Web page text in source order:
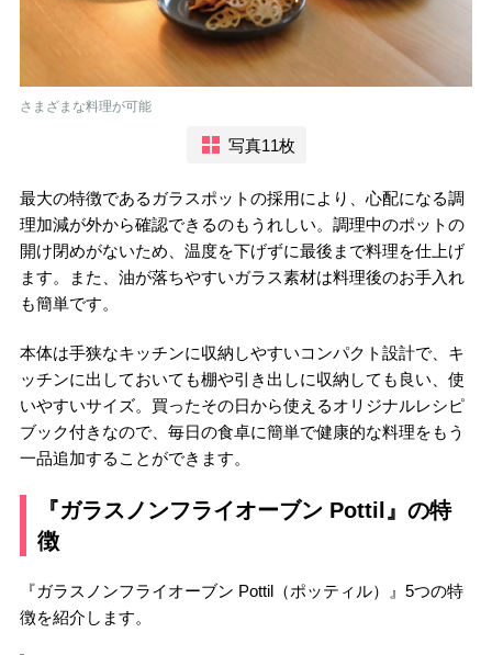
さまざまな料理が可能
写真11枚
最大の特徴であるガラスポットの採用により、心配になる調
理加減が外から確認できるのもうれしい。調理中のポットの
開け閉めがないため、温度を下げずに最後まで料理を仕上げ
ます。また、油が落ちやすいガラス素材は料理後のお手入れ
も簡単です。
本体は手狭なキッチンに収納しやすいコンパクト設計で、キ
ッチンに出しておいても棚や引き出しに収納しても良い、使
いやすいサイズ。買ったその日から使えるオリジナルレシピ
ブック付きなので、毎日の食卓に簡単で健康的な料理をもう
一品追加することができます。
『ガラスノンフライオーブン Pottil』の特
徴
『ガラスノンフライオーブン Pottil（ポッティル）』5つの特
徴を紹介します。